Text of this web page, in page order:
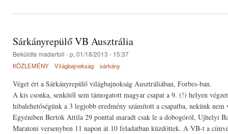
Sárkányrepülő VB Ausztrália
Beküldte madartoll - p, 01/18/2013 - 15:37
KÖZLEMÉNY Világbajnokság sárkány
Véget ért a Sárkányrepülő világbajnokság Ausztráliában, Forbes-ban.
A kis csonka, senkitől sem támogatott magyar csapat a 9. (!) helyen
hibalehetőségünk a 3 legjobb eredmény számított a csapatba, nekünk
Egyéniben Bertók Attila 29 ponttal maradt csak le a dobogóról, Ujhelyi
Maratoni versenyben 11 napon át 10 feladatban küzdöttek. A VB-t a